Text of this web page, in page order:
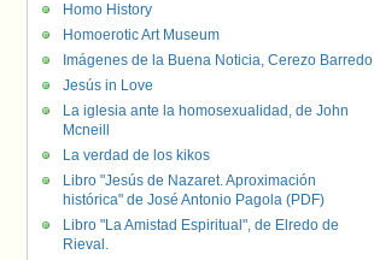
Homo History
Homoerotic Art Museum
Imágenes de la Buena Noticia, Cerezo Barredo
Jesús in Love
La iglesia ante la homosexualidad, de John
Mcneill
La verdad de los kikos
Libro "Jesús de Nazaret. Aproximación
histórica" de José Antonio Pagola (PDF)
Libro "La Amistad Espiritual", de Elredo de
Rieval.